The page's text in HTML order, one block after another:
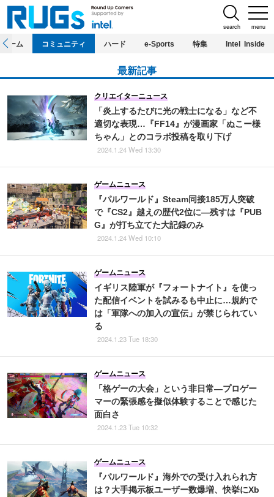
menu
search
ホーム コミュニティ ハード e-Sports 特集 Intel Inside
最新記事
「炎上するたびに光の戦士になる」など不
適切な表現…『FF14』が漫画家「ぬこー様
ちゃん」とのコラボ投稿を取り下げ
クリエイターニュース
2024.1.24 Wed 13:30
『パルワールド』Steam同接185万人突破
で『CS2』越えの歴代2位に―残すは『PUB
G』が打ち立てた大記録のみ
ゲームニュース
2024.1.24 Wed 10:10
イギリス陸軍が『フォートナイト』を使っ
た配信イベントを試みるも中止に…規約で
は「軍隊への加入の宣伝」が禁じられてい
る
ゲームニュース
2024.1.23 Tue 18:30
「格ゲーの大会」という非日常―プロゲー
マーの緊張感を擬似体験することで感じた
面白さ
ゲームニュース
2024.1.23 Tue 10:32
『パルワールド』海外での受け入れられ方
は？大手掲示板ユーザー数爆増、快挙にXb
ゲームニュース